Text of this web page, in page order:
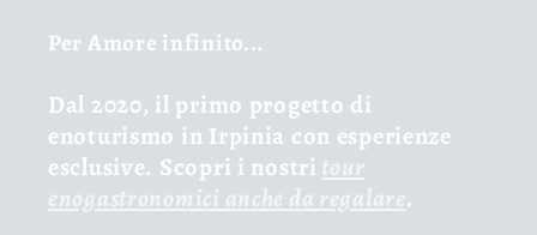
Per Amore infinito...
Dal 2020, il primo progetto di
enoturismo in Irpinia con esperienze
esclusive. Scopri i nostri tour
enogastronomici anche da regalare.